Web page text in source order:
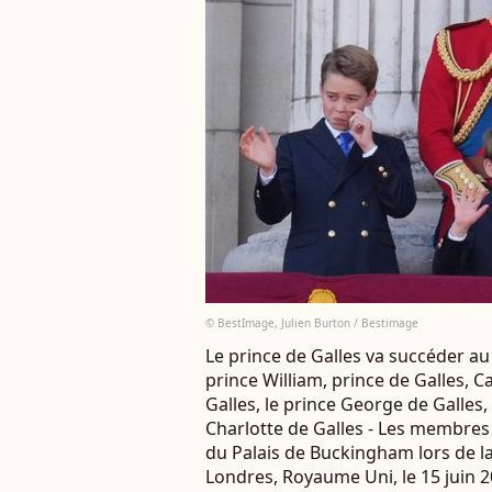
© BestImage, Julien Burton / Bestimage
Le prince de Galles va succéder
prince William, prince de Galles,
Galles, le prince George de
Charlotte de Galles - Les
du Palais de Buckingham lors de
Londres, Royaume Uni, le 15 juin